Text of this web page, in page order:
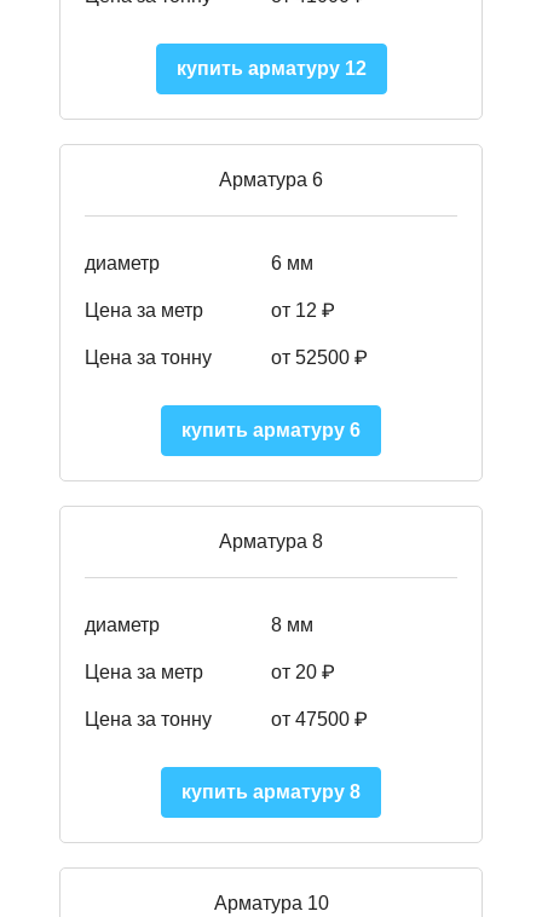
купить арматуру 12
Арматура 6
диаметр 6 мм
Цена за метр от 12 ₽
Цена за тонну от 52500 ₽
купить арматуру 6
Арматура 8
диаметр 8 мм
Цена за метр от 20 ₽
Цена за тонну от 47500 ₽
купить арматуру 8
Арматура 10